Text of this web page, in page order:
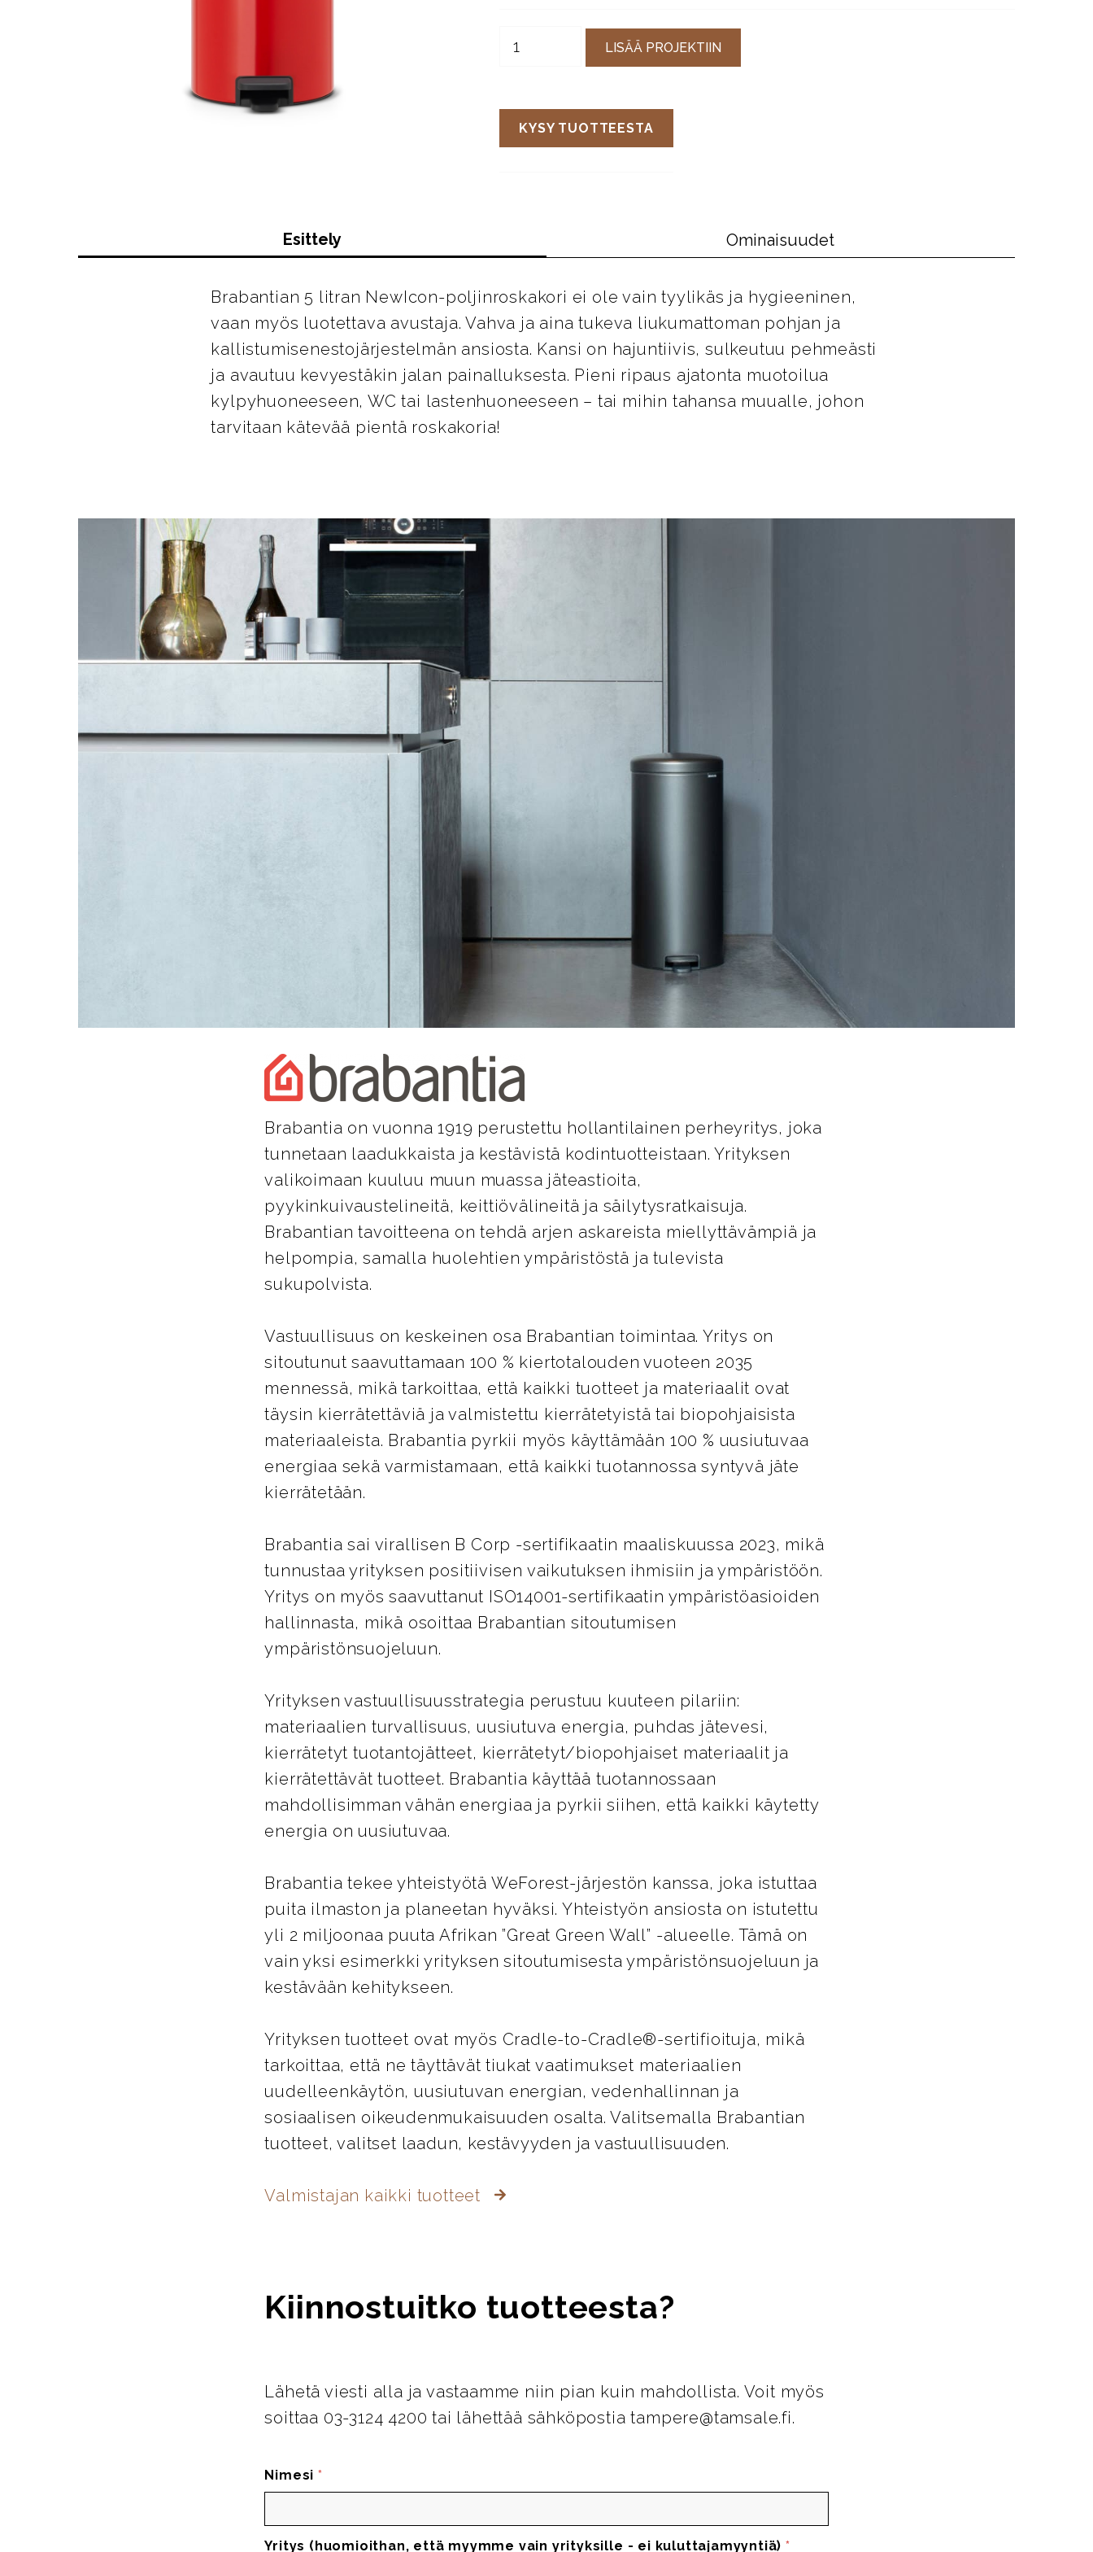
LISÄÄ PROJEKTIIN
KYSY TUOTTEESTA
Esittely Ominaisuudet
Brabantian 5 litran NewIcon-poljinroskakori ei ole vain tyylikäs ja hygieeninen,
vaan myös luotettava avustaja. Vahva ja aina tukeva liukumattoman pohjan ja
kallistumisenestojärjestelmän ansiosta. Kansi on hajuntiivis, sulkeutuu pehmeästi
ja avautuu kevyestäkin jalan painalluksesta. Pieni ripaus ajatonta muotoilua
kylpyhuoneeseen, WC tai lastenhuoneeseen – tai mihin tahansa muualle, johon
tarvitaan kätevää pientä roskakoria!
Brabantia on vuonna 1919 perustettu hollantilainen perheyritys, joka
tunnetaan laadukkaista ja kestävistä kodintuotteistaan. Yrityksen
valikoimaan kuuluu muun muassa jäteastioita,
pyykinkuivaustelineitä, keittiövälineitä ja säilytysratkaisuja.
Brabantian tavoitteena on tehdä arjen askareista miellyttävämpiä ja
helpompia, samalla huolehtien ympäristöstä ja tulevista
sukupolvista.
Vastuullisuus on keskeinen osa Brabantian toimintaa. Yritys on
sitoutunut saavuttamaan 100 % kiertotalouden vuoteen 2035
mennessä, mikä tarkoittaa, että kaikki tuotteet ja materiaalit ovat
täysin kierrätettäviä ja valmistettu kierrätetyistä tai biopohjaisista
materiaaleista. Brabantia pyrkii myös käyttämään 100 % uusiutuvaa
energiaa sekä varmistamaan, että kaikki tuotannossa syntyvä jäte
kierrätetään.
Brabantia sai virallisen B Corp -sertifikaatin maaliskuussa 2023, mikä
tunnustaa yrityksen positiivisen vaikutuksen ihmisiin ja ympäristöön.
Yritys on myös saavuttanut ISO14001-sertifikaatin ympäristöasioiden
hallinnasta, mikä osoittaa Brabantian sitoutumisen
ympäristönsuojeluun.
Yrityksen vastuullisuusstrategia perustuu kuuteen pilariin:
materiaalien turvallisuus, uusiutuva energia, puhdas jätevesi,
kierrätetyt tuotantojätteet, kierrätetyt/biopohjaiset materiaalit ja
kierrätettävät tuotteet. Brabantia käyttää tuotannossaan
mahdollisimman vähän energiaa ja pyrkii siihen, että kaikki käytetty
energia on uusiutuvaa.
Brabantia tekee yhteistyötä WeForest-järjestön kanssa, joka istuttaa
puita ilmaston ja planeetan hyväksi. Yhteistyön ansiosta on istutettu
yli 2 miljoonaa puuta Afrikan ”Great Green Wall” -alueelle. Tämä on
vain yksi esimerkki yrityksen sitoutumisesta ympäristönsuojeluun ja
kestävään kehitykseen.
Yrityksen tuotteet ovat myös Cradle-to-Cradle®-sertifioituja, mikä
tarkoittaa, että ne täyttävät tiukat vaatimukset materiaalien
uudelleenkäytön, uusiutuvan energian, vedenhallinnan ja
sosiaalisen oikeudenmukaisuuden osalta. Valitsemalla Brabantian
tuotteet, valitset laadun, kestävyyden ja vastuullisuuden.
Valmistajan kaikki tuotteet
Kiinnostuitko tuotteesta?
Lähetä viesti alla ja vastaamme niin pian kuin mahdollista. Voit myös
soittaa 03-3124 4200 tai lähettää sähköpostia tampere@tamsale.fi.
Nimesi *
Yritys (huomioithan, että myymme vain yrityksille - ei kuluttajamyyntiä) *